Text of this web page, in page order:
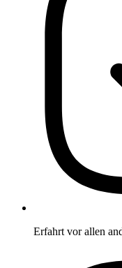
Erfahrt vor allen